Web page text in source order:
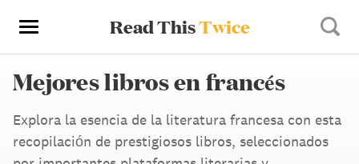
Read ThisTwice
Mejores libros en francés
Explora la esencia de la literatura francesa con esta
recopilación de prestigiosos libros, seleccionados